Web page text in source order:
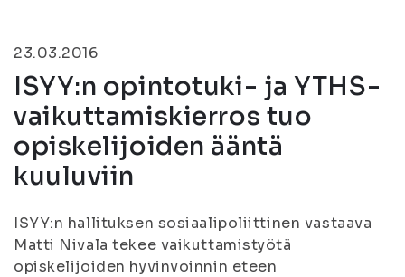
23.03.2016
ISYY:n opintotuki- ja YTHS-
vaikuttamiskierros tuo
opiskelijoiden ääntä
kuuluviin
ISYY:n hallituksen sosiaalipoliittinen vastaava
Matti Nivala tekee vaikuttamistyötä
opiskelijoiden hyvinvoinnin eteen